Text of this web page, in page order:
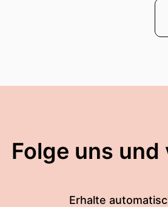
Folge uns und
Erhalte